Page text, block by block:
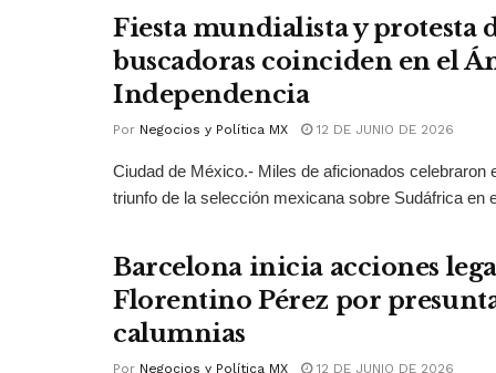
Fiesta mundialista y protesta
buscadoras coinciden en el
Independencia
Por Negocios y Política MX 12 DE JUNIO DE 2026
Ciudad de México.- Miles de aficionados celebraron
triunfo de la selección mexicana sobre Sudáfrica en
Barcelona inicia acciones
Florentino Pérez por
calumnias
Por Negocios y Política MX 12 DE JUNIO DE 2026